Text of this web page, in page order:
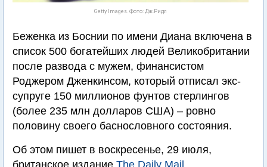
Getty Images. Фото: Дж.Ридл
Беженка из Боснии по имени Диана включена в
список 500 богатейших людей Великобритании
после развода с мужем, финансистом
Роджером Дженкинсом, который отписал экс-
супруге 150 миллионов фунтов стерлингов
(более 235 млн долларов США) – ровно
половину своего баснословного состояния.
Об этом пишет в воскресенье, 29 июля,
британское издание The Daily Mail .